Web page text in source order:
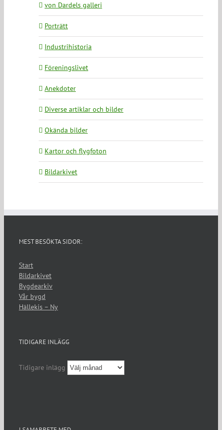
von Dardels galleri
Porträtt
Industrihistoria
Föreningslivet
Anekdoter
Diverse artiklar och bilder
Okända bilder
Kartor och flygfoton
Bildarkivet
MEST BESÖKTA SIDOR:
Start
Bildarkivet
Bygdearkiv
Vår bygd
Hällekis – Ny
TIDIGARE INLÄGG
Tidigare inlägg